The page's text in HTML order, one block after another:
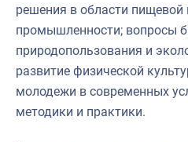
решения в области
промышленности; вопросы
природопользования и
развитие физической
молодежи в современных
методики и практики.